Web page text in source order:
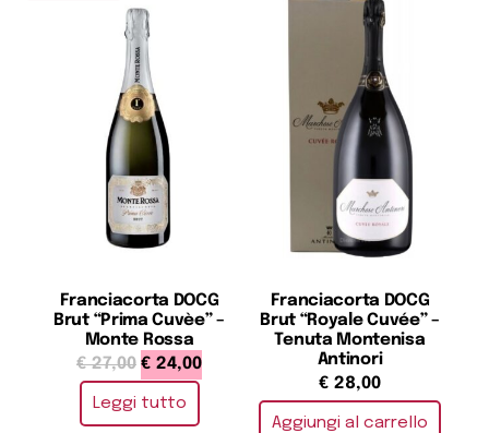
Franciacorta DOCG
Brut “Prima Cuvèe” –
Monte Rossa
€27,00 € 24,00
Leggi tutto
Franciacorta DOCG
Brut “Royale Cuvée” –
Tenuta Montenisa
Antinori
€ 28,00
Aggiungi al carrello